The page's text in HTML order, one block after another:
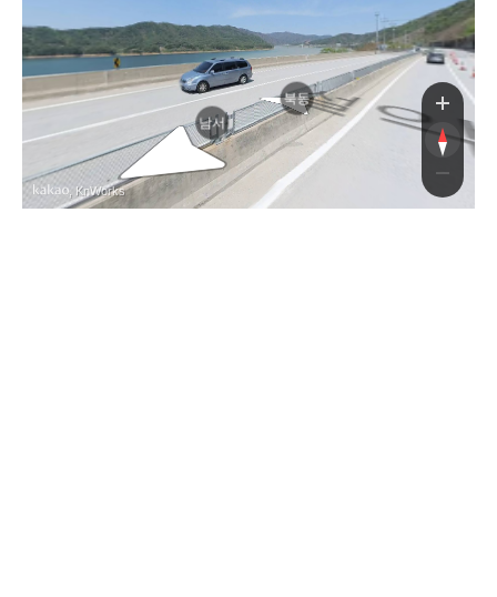
남서
북동
, KnWorks